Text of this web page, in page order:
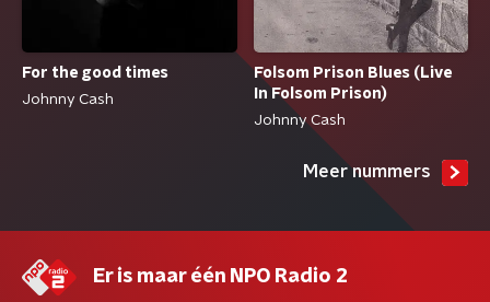
For the good times
Johnny Cash
Folsom Prison Blues (Live
In Folsom Prison)
Johnny Cash
Meer nummers
Er is maar één NPO Radio 2